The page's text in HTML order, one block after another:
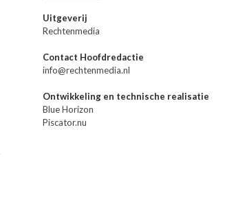
Uitgeverij
Rechtenmedia
Contact Hoofdredactie
info@rechtenmedia.nl
Ontwikkeling en technische realisatie
Blue Horizon
Piscator.nu